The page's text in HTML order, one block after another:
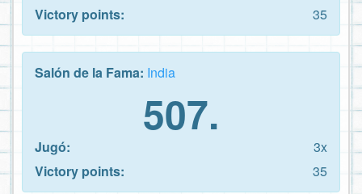
Victory points:
35
Salón de la Fama: India
507.
Jugó:
3x
Victory points:
35